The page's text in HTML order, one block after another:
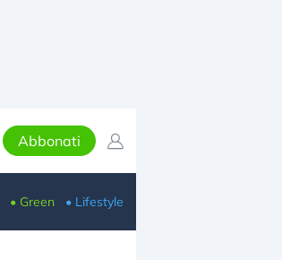
Abbonati
• Green • Lifestyle